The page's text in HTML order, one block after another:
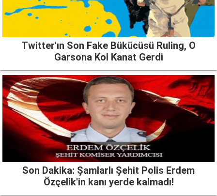
Twitter'ın Son Fake Bükücüsü Ruling, O
Garsona Kol Kanat Gerdi
Son Dakika: Şamlarlı Şehit Polis Erdem
Özçelik'in kanı yerde kalmadı!